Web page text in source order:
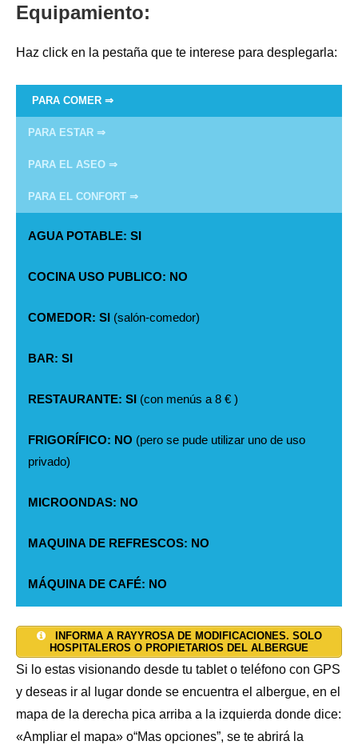
Equipamiento:
Haz click en la pestaña que te interese para desplegarla:
PARA COMER ⇒
PARA ESTAR ⇒
PARA EL ASEO ⇒
PARA EL CONFORT ⇒
AGUA POTABLE: SI
COCINA USO PUBLICO: NO
COMEDOR: SI (salón-comedor)
BAR: SI
RESTAURANTE: SI (con menús a 8 € )
FRIGORÍFICO: NO (pero se pude utilizar uno de uso
privado)
MICROONDAS: NO
MAQUINA DE REFRESCOS: NO
MÁQUINA DE CAFÉ: NO
JARDÍN: NO
TERRAZA: SI(Cubierta)
ALOJAMIENTO PRIVADO: NO
DUCHAS: 4
INODOROS: 3
LAVADORA: SI
CALEFACCIÓN: SI
TOALLAS Y SÁBANAS: NO
INTERNET: SI(Wifi en el albergue)
INFORMA A RAYYROSA DE MODIFICACIONES. SOLO
HOSPITALEROS O PROPIETARIOS DEL ALBERGUE
Si lo estas visionando desde tu tablet o teléfono con GPS
y deseas ir al lugar donde se encuentra el albergue, en el
mapa de la derecha pica arriba a la izquierda donde dice:
«Ampliar el mapa» o“Mas opciones”, se te abrirá la